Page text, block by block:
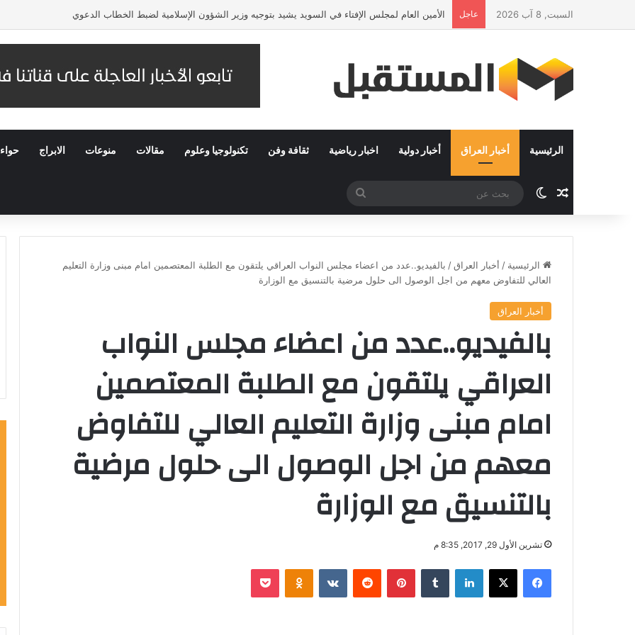
السبت, 8 آب 2026 عاجل الأمين العام لمجلس الإفتاء في السويد يشيد بتوجيه وزير الشؤون الإسلامية لضبط الخطاب الدعوي
الرئيسية أخبار العراق أخبار دولية اخبار رياضية ثقافة وفن تكنولوجيا وعلوم مقالات منوعات الابراج حواء
مقال عشوائي
الوضع المظلم
عن
الرئيسية / أخبار العراق/ بالفيديو..عدد من اعضاء مجلس النواب العراقي يلتقون مع الطلبة المعتصمين امام مبنى وزارة التعليم
العالي للتفاوض معهم من اجل الوصول الى حلول مرضية بالتنسيق مع الوزارة
أخبار العراق
بالفيديو..عدد من اعضاء مجلس النواب
العراقي يلتقون مع الطلبة المعتصمين
امام مبنى وزارة التعليم العالي للتفاوض
معهم من اجل الوصول الى حلول مرضية
بالتنسيق مع الوزارة
تشرين الأول 29, 2017, 8:35 م
فيسبوك لينكدإن بينتيريست